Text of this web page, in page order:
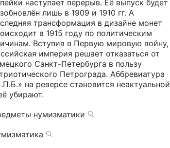
наступает перерыв. Её выпуск будет
лишь в 1909 и 1910 гг. А
трансформация в дизайне монет
в 1915 году по политическим
Вступив в Первую мировую войну,
империя решает отказаться от
Санкт-Петербурга в пользу
Петрограда. Аббревиатура
на реверсе становится неактуальной
убирают.
нумизматики